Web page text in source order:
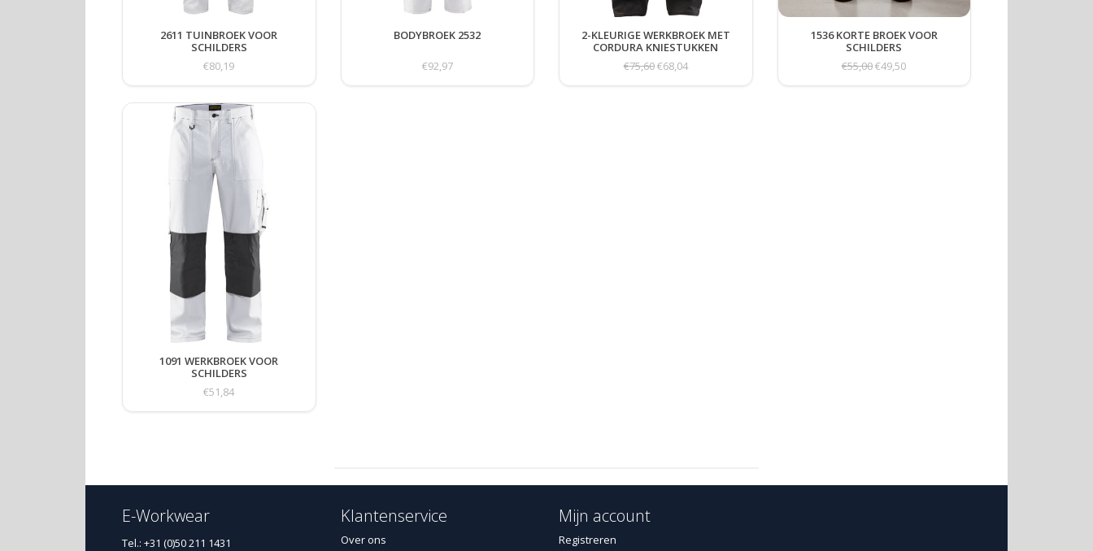
2611 TUINBROEK VOOR
SCHILDERS
€80,19
BODYBROEK 2532
€92,97
2-KLEURIGE WERKBROEK MET
CORDURA KNIESTUKKEN
€75,60€68,04
1536 KORTE BROEK VOOR
SCHILDERS
€55,00€49,50
1091 WERKBROEK VOOR
SCHILDERS
€51,84
E-Workwear
Tel.: +31 (0)50 211 1431
Klantenservice
Over ons
Mijn account
Registreren